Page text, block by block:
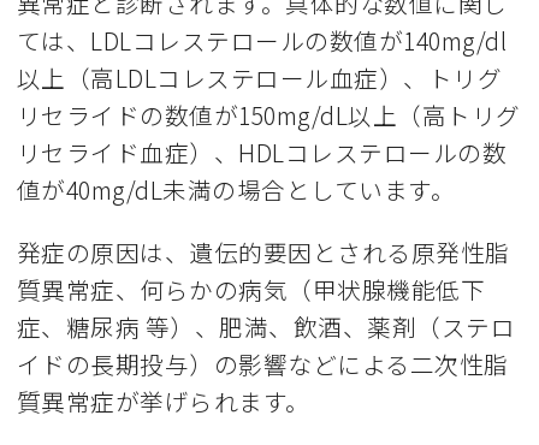
ては、LDLコレステロールの数値が140mg/dl
以上（高LDLコレステロール血症）、トリグ
リセライドの数値が150mg/dL以上（高トリグ
リセライド血症）、HDLコレステロールの数
値が40mg/dL未満の場合としています。
発症の原因は、遺伝的要因とされる原発性脂
質異常症、何らかの病気（甲状腺機能低下
症、糖尿病 等）、肥満、飲酒、薬剤（ステロ
イドの長期投与）の影響などによる二次性脂
質異常症が挙げられます。